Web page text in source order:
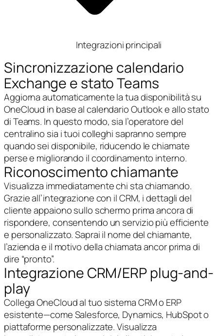
Integrazioni principali
Sincronizzazione calendario
Exchange e stato Teams
Aggiorna automaticamente la tua disponibilità su
OneCloud in base al calendario Outlook e allo stato
di Teams. In questo modo, sia l’operatore del
centralino sia i tuoi colleghi sapranno sempre
quando sei disponibile, riducendo le chiamate
perse e migliorando il coordinamento interno.
Riconoscimento chiamante
Visualizza immediatamente chi sta chiamando.
Grazie all’integrazione con il CRM, i dettagli del
cliente appaiono sullo schermo prima ancora di
rispondere, consentendo un servizio più efficiente
e personalizzato. Saprai il nome del chiamante,
l’azienda e il motivo della chiamata ancor prima di
dire “pronto”.
Integrazione CRM/ERP plug-and-
play
Collega OneCloud al tuo sistema CRM o ERP
esistente—come Salesforce, Dynamics, HubSpot o
piattaforme personalizzate. Visualizza